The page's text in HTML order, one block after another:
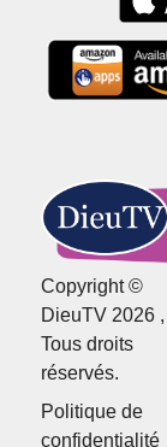
Copyright ©
DieuTV 2026 ,
Tous droits
réservés.
Politique de
confidentialité